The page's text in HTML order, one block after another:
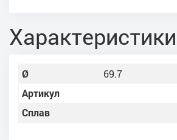
Характеристики
Ø
69.7
Артикул
Сплав